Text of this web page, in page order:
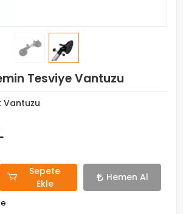
Tesviye Vantuzu
Vantuzu
Sepete
Ekle
Hemen Al